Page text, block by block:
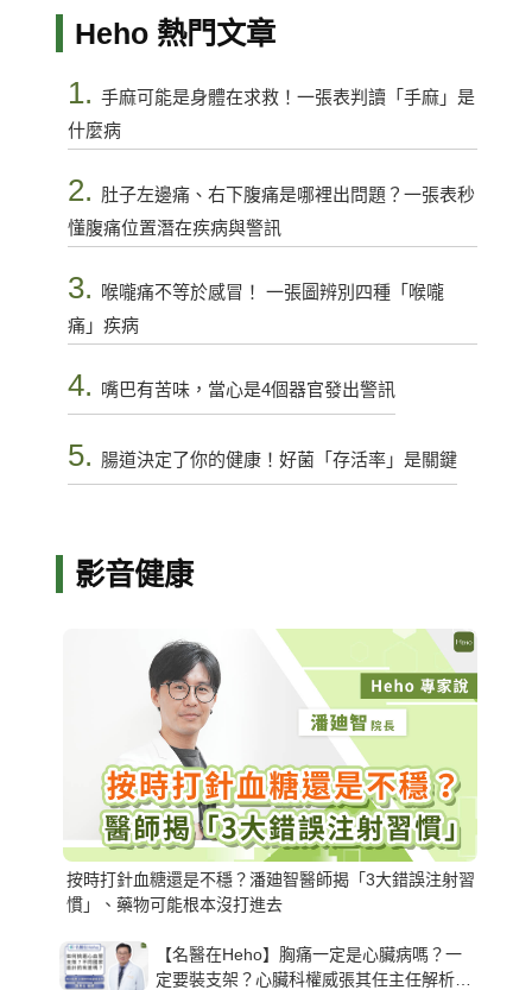
Heho 熱門文章
1. 手麻可能是身體在求救！一張表判讀「手麻」是
什麼病
2. 肚子左邊痛、右下腹痛是哪裡出問題？一張表秒
懂腹痛位置潛在疾病與警訊
3.
喉嚨痛不等於感冒！ 一張圖辨別四種「喉嚨
痛」疾病
4. 嘴巴有苦味，當心是4個器官發出警訊
5. 腸道決定了你的健康！好菌「存活率」是關鍵
影音健康
按時打針血糖還是不穩？潘廸智醫師揭「3大錯誤注射習
慣」、藥物可能根本沒打進去
【名醫在Heho】胸痛一定是心臟病嗎？一
定要裝支架？心臟科權威張其任主任解析支